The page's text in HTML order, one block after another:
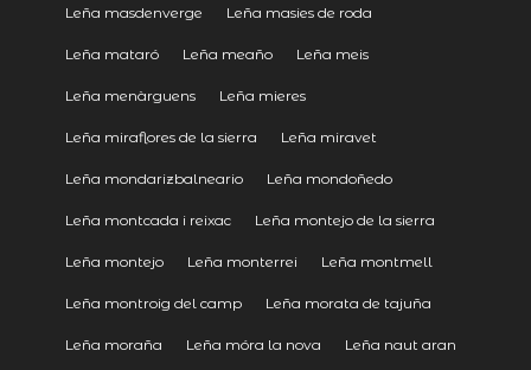
Leña masdenverge Leña masies de roda
Leña mataró Leña meaño Leña meis
Leña menàrguens Leña mieres
Leña miraflores de la sierra Leña miravet
Leña mondarizbalneario Leña mondoñedo
Leña montcada i reixac Leña montejo de la sierra
Leña montejo Leña monterrei Leña montmell
Leña montroig del camp Leña morata de tajuña
Leña moraña Leña móra la nova Leña naut aran